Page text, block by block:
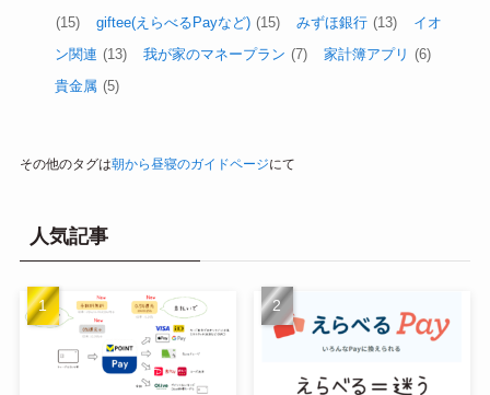
(15)
giftee(えらべるPayなど) (15) みずほ銀行 (13)
イオ
ン関連 (13) 我が家のマネープラン (7) 家計簿アプリ (6)
貴金属 (5)
その他のタグは朝から昼寝のガイドページにて
人気記事